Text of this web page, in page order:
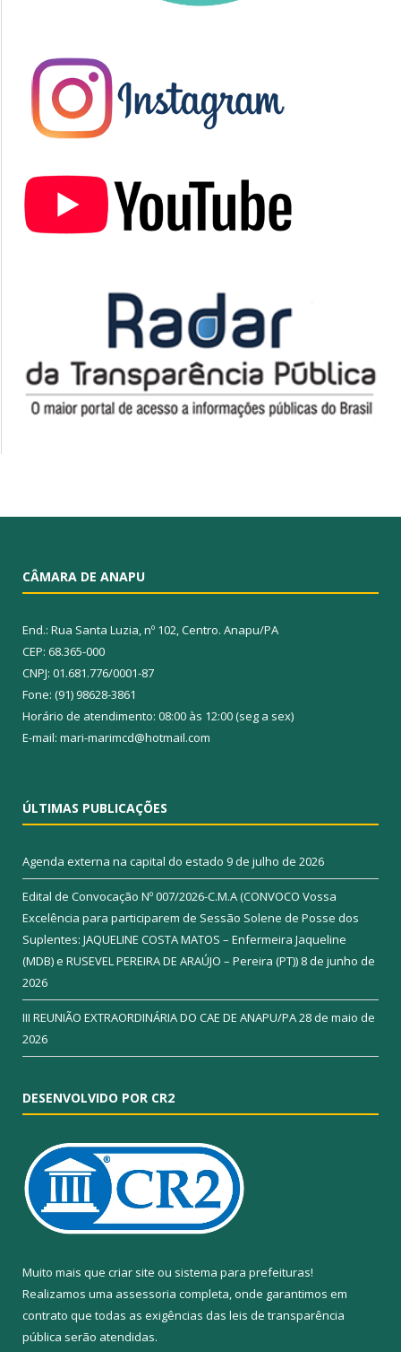
CÂMARA DE ANAPU
End.: Rua Santa Luzia, nº 102, Centro. Anapu/PA
CEP: 68.365-000
CNPJ: 01.681.776/0001-87
Fone: (91) 98628-3861
Horário de atendimento: 08:00 às 12:00 (seg a sex)
E-mail: mari-marimcd@hotmail.com
ÚLTIMAS PUBLICAÇÕES
Agenda externa na capital do estado 9 de julho de 2026
Edital de Convocação Nº 007/2026-C.M.A (CONVOCO Vossa
Excelência para participarem de Sessão Solene de Posse dos
Suplentes: JAQUELINE COSTA MATOS – Enfermeira Jaqueline
(MDB) e RUSEVEL PEREIRA DE ARAÚJO – Pereira (PT)) 8 de junho de
2026
III REUNIÃO EXTRAORDINÁRIA DO CAE DE ANAPU/PA28 de maio de
2026
DESENVOLVIDO POR CR2
Muito mais que criar site ou sistema para prefeituras!
Realizamos uma assessoria completa, onde garantimos em
contrato que todas as exigências das leis de transparência
pública serão atendidas.